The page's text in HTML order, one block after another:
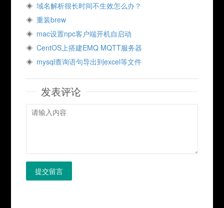
域名解析很长时间不生效怎么办？
重装brew
mac设置npc客户端开机自启动
CentOS上搭建EMQ MQTT服务器
mysql查询语句导出到excel等文件
发表评论
提交留言